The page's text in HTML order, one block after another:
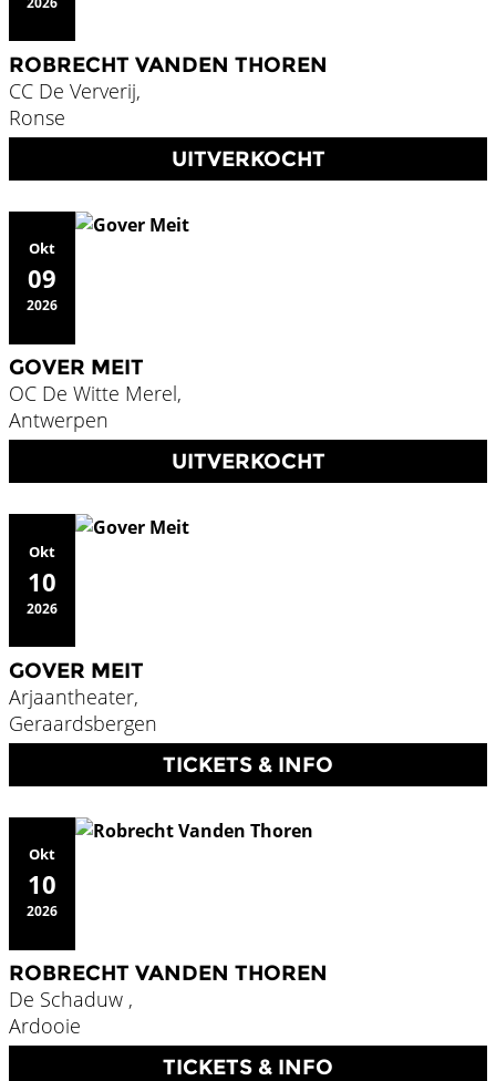
ROBRECHT VANDEN THOREN
CC De Ververij,
Ronse
UITVERKOCHT
Okt
09
2026
GOVER MEIT
OC De Witte Merel,
Antwerpen
UITVERKOCHT
Okt
10
2026
GOVER MEIT
Arjaantheater,
Geraardsbergen
TICKETS & INFO
Okt
10
2026
ROBRECHT VANDEN THOREN
De Schaduw ,
Ardooie
TICKETS & INFO